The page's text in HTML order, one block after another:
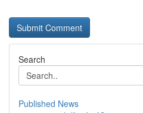
Search
Published News